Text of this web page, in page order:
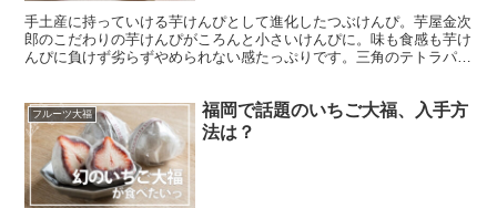
手土産に持っていける芋けんぴとして進化したつぶけんぴ。芋屋金次
郎のこだわりの芋けんぴがころんと小さいけんぴに。味も食感も芋け
んぴに負けず劣らずやめられない感たっぷりです。三角のテトラパッ
フルーツ大福
福岡で話題のいちご大福、入手方
法は？